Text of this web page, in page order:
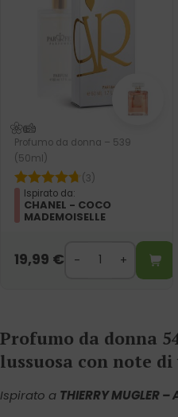
Profumo da donna – 539
(50ml)
(3)
Ispirato da:
CHANEL - COCO
MADEMOISELLE
19,99 €
Profumo da donna
lussuosa con note
Ispirato a THIERRY MUGLER –